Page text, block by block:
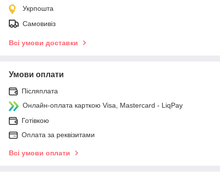
Укрпошта
Самовивіз
Всі умови доставки
Умови оплати
Післяплата
Онлайн-оплата карткою Visa, Mastercard - LiqPay
Готівкою
Оплата за реквізитами
Всі умови оплати